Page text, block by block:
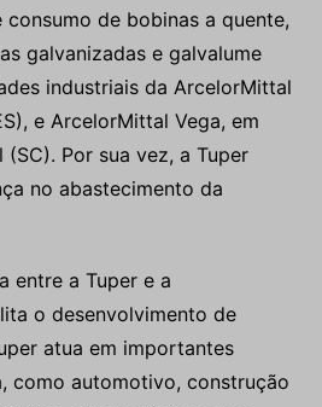
de bobinas a quente,
galvanizadas e galvalume
industriais da ArcelorMittal
e ArcelorMittal Vega, em
(SC). Por sua vez, a Tuper
no abastecimento da
entre a Tuper e a
o desenvolvimento de
atua em importantes
como automotivo, construção